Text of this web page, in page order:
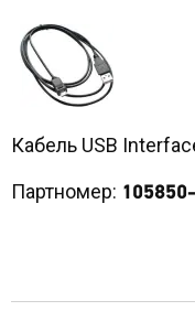
Кабель USB
Партномер: